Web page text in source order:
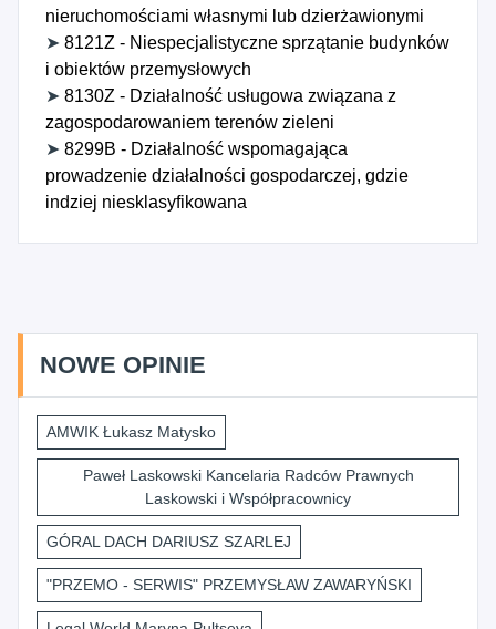
nieruchomościami własnymi lub dzierżawionymi
➤ 8121Z - Niespecjalistyczne sprzątanie budynków
i obiektów przemysłowych
➤ 8130Z - Działalność usługowa związana z
zagospodarowaniem terenów zieleni
➤ 8299B - Działalność wspomagająca
prowadzenie działalności gospodarczej, gdzie
indziej niesklasyfikowana
NOWE OPINIE
AMWIK Łukasz Matysko
Paweł Laskowski Kancelaria Radców Prawnych
Laskowski i Współpracownicy
GÓRAL DACH DARIUSZ SZARLEJ
"PRZEMO - SERWIS" PRZEMYSŁAW ZAWARYŃSKI